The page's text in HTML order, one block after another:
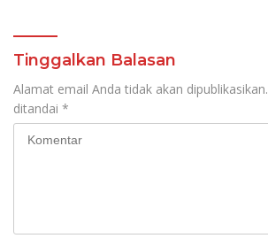
Tinggalkan Balasan
Alamat email Anda tidak akan dipublikasikan.
ditandai *